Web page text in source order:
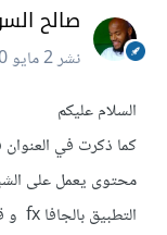
صالح
نشر2 مايو 2020
السلام عليكم
كما ذكرت في
محتوى يعمل على
التطبيق بالجافا fx و قاعدة البيانات بال mysql